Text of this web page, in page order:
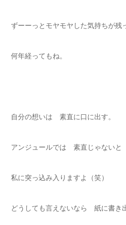
ずーーっとモヤモヤした気持ちが残
何年経ってもね。
自分の想いは 素直に口に出す。
アンジュールでは 素直じゃないと
私に突っ込み入りますよ（笑）
どうしても言えないなら 紙に書き